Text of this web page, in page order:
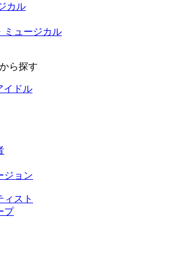
カル
ミュージカル
ら探す
イドル
ジョン
ィスト
プ